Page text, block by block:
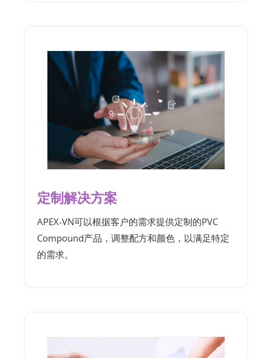
定制解决方案
APEX-VN可以根据客户的需求提供定制的PVC
Compound产品，调整配方和颜色，以满足特定
的需求。